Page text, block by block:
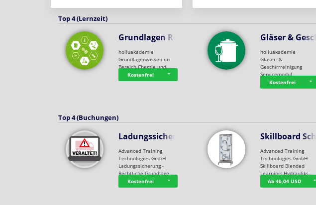
Top 4 (Lernzeit)
Grundlagen Rein…
holluakademie
Grundlagenwissen im
Bereich Chemie und …
Kostenfrei
Gläser &
holluakademie
Gläser- &
Geschirrreinigung
Servicemodul
Kostenfrei
Top 4 (Buchungen)
Ladungssicherung
Advanced Training
Technologies GmbH
Ladungssicherung -
Rechtliche Grundlage…
Kostenfrei
Skillboard
Advanced Training
Technologies GmbH
Skillboard Blended
Learning: Hydrauliks…
Ab 46,04 USD